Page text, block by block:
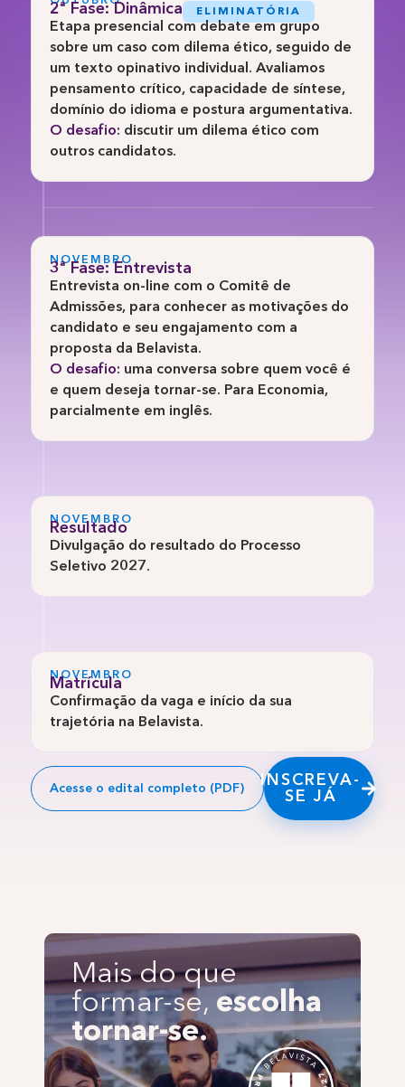
2ª Fase: Dinâmica ELIMINATÓRIA
Etapa presencial com debate em grupo
sobre um caso com dilema ético, seguido de
um texto opinativo individual. Avaliamos
pensamento crítico, capacidade de síntese,
domínio do idioma e postura argumentativa.
O desafio: discutir um dilema ético com
outros candidatos.
NOVEMBRO
3ª Fase: Entrevista
Entrevista on-line com o Comitê de
Admissões, para conhecer as motivações do
candidato e seu engajamento com a
proposta da Belavista.
O desafio: uma conversa sobre quem você é
e quem deseja tornar-se. Para Economia,
parcialmente em inglês.
NOVEMBRO
Resultado
Divulgação do resultado do Processo
Seletivo 2027.
NOVEMBRO
Matrícula
Confirmação da vaga e início da sua
trajetória na Belavista.
Acesse o edital completo (PDF)
INSCREVA-
SE JÁ
Mais do que
formar-se, escolha
tornar-se.